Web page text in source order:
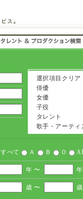
選択項目クリア
俳優
女優
子役
タレント
歌手・アーティ
すべて Ａ Ｂ Ｏ
年 〜
歳 〜 歳